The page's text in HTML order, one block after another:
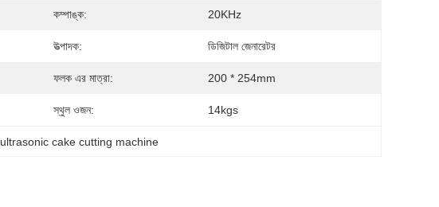
কম্পাঙ্ক: 20KHz
উত্পাদক: ডিজিটাল জেনারেটর
ফলক এর মাত্রা: 200 * 254mm
স্থুল ওজন: 14kgs
ultrasonic cake cutting machine